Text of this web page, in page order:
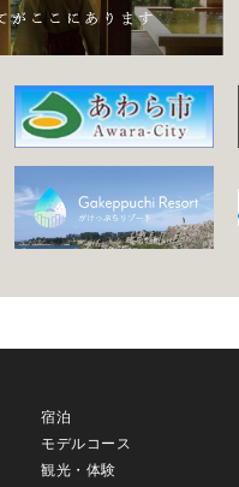
宿泊
モデルコース
観光・体験